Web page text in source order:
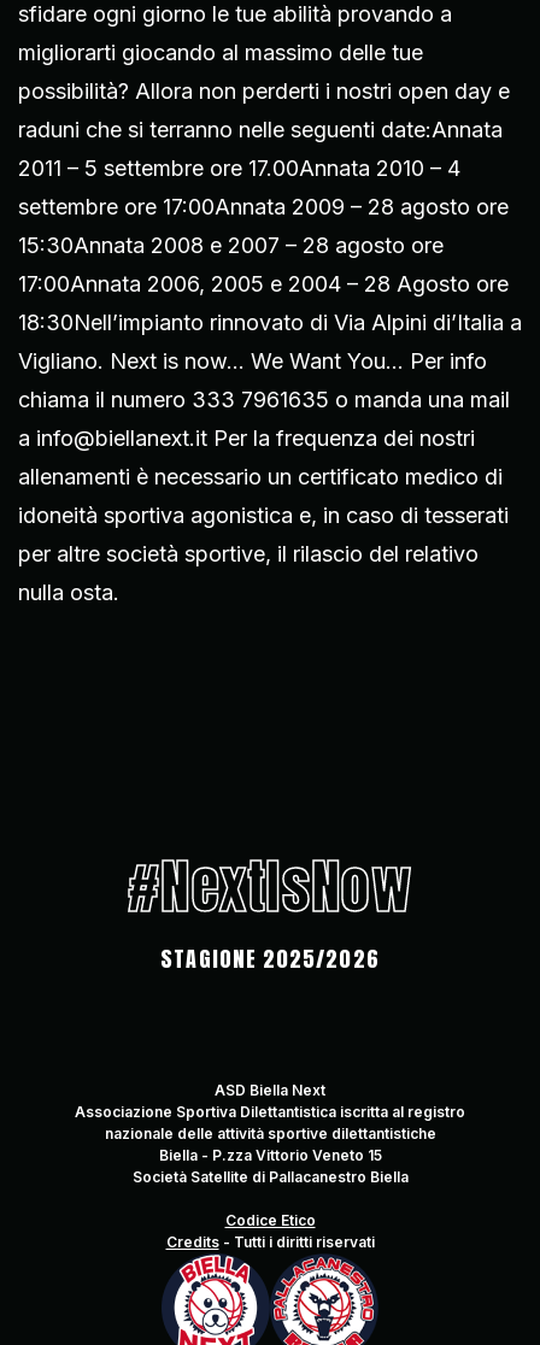
sfidare ogni giorno le tue abilità provando a
migliorarti giocando al massimo delle tue
possibilità? Allora non perderti i nostri open day e
raduni che si terranno nelle seguenti date:Annata
2011 – 5 settembre ore 17.00Annata 2010 – 4
settembre ore 17:00Annata 2009 – 28 agosto ore
15:30Annata 2008 e 2007 – 28 agosto ore
17:00Annata 2006, 2005 e 2004 – 28 Agosto ore
18:30Nell’impianto rinnovato di Via Alpini di’Italia a
Vigliano. Next is now... We Want You… Per info
chiama il numero 333 7961635 o manda una mail
a info@biellanext.it Per la frequenza dei nostri
allenamenti è necessario un certificato medico di
idoneità sportiva agonistica e, in caso di tesserati
per altre società sportive, il rilascio del relativo
nulla osta.
#NextIsNow
STAGIONE 2025/2026
ASD Biella Next
Associazione Sportiva Dilettantistica iscritta al registro
nazionale delle attività sportive dilettantistiche
Biella - P.zza Vittorio Veneto 15
Società Satellite di Pallacanestro Biella
Codice Etico
Credits- Tutti i diritti riservati